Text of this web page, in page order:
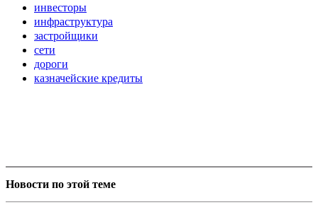
инвесторы
инфраструктура
застройщики
сети
дороги
казначейские кредиты
Новости по этой теме